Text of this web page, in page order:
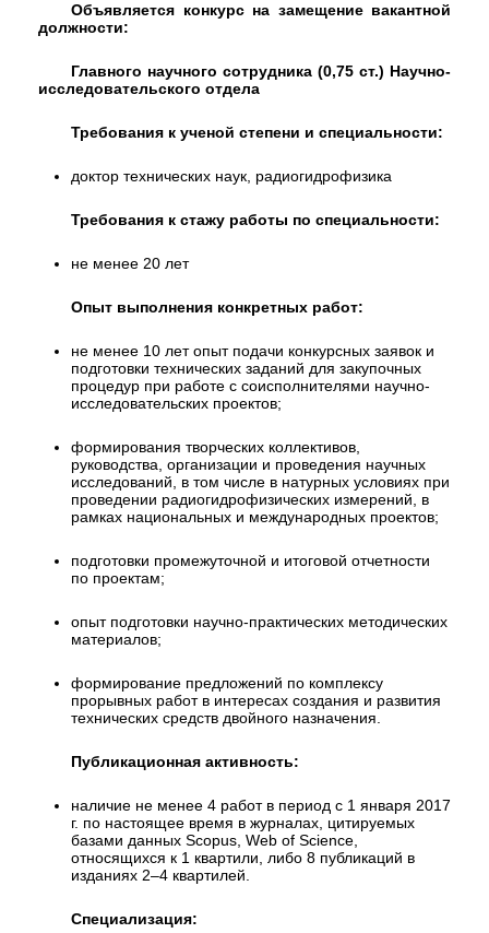
Объявляется конкурс на замещение вакантной
должности:
Главного научного сотрудника (0,75 ст.) Научно-
исследовательского отдела
Требования к ученой степени и специальности:
доктор технических наук, радиогидрофизика
Требования к стажу работы по специальности:
не менее 20 лет
Опыт выполнения конкретных работ:
не менее 10 лет опыт подачи конкурсных заявок и
подготовки технических заданий для закупочных
процедур при работе с соисполнителями научно-
исследовательских проектов;
формирования творческих коллективов,
руководства, организации и проведения научных
исследований, в том числе в натурных условиях при
проведении радиогидрофизических измерений, в
рамках национальных и международных проектов;
подготовки промежуточной и итоговой отчетности
по проектам;
опыт подготовки научно-практических методических
материалов;
формирование предложений по комплексу
прорывных работ в интересах создания и развития
технических средств двойного назначения.
Публикационная активность:
наличие не менее 4 работ в период с 1 января 2017
г. по настоящее время в журналах, цитируемых
базами данных Scopus, Web of Science,
относящихся к 1 квартили, либо 8 публикаций в
изданиях 2–4 квартилей.
Специализация: